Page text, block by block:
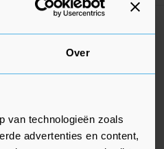
Over
van technologieën zoals
advertenties en content,